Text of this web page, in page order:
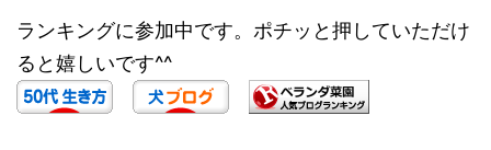
ランキングに参加中です。ポチッと押していただけ
ると嬉しいです^^